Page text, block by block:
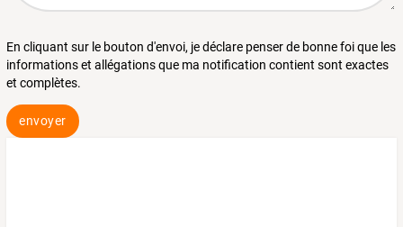
En cliquant sur le bouton d'envoi, je déclare penser de bonne foi que les
informations et allégations que ma notification contient sont exactes
et complètes.
envoyer